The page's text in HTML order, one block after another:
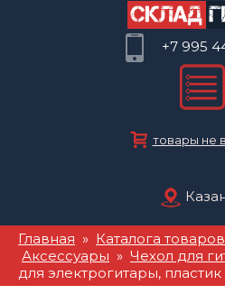
+7 995
товары не
Главная » Каталога
Аксессуары » Чехол для
для электрогитары,